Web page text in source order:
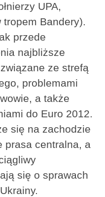
UPA,
Bandery).
przede
najbliższe
ze strefą
problemami
a także
do Euro 2012.
się na zachodzie
prasa centralna, a
się o sprawach